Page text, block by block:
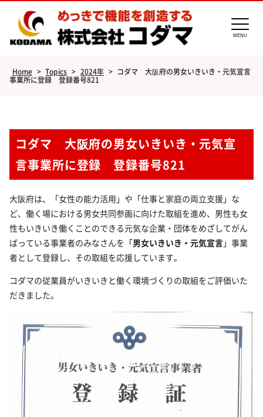
MENU
Home > Topics > 2024年 > コダマ 大阪府の男女いきいき・元気宣言
事業所に登録 登録番号821
コダマ 大阪府の男女いきいき・元気宣
言事業所に登録 登録番号821
大阪府は、「女性の能力活用」や「仕事と家庭の両立支援」な
ど、働く場における男女共同参画に向けた取組を進め、男性も女
性もいきいき働くことのできる元気な企業・団体をめざしてがん
ばっている事業者のみなさんを「男女いきいき・元気宣言」事業
者として登録し、その取組を応援しています。
コダマの従業員がいきいきと働く環境づくりの取組をご評価いた
だきました。